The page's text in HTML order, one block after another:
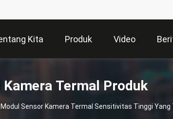
Kita Produk Video
Kamera Termal Produk
Sensor Kamera Termal Sensitivitas Tinggi